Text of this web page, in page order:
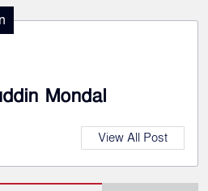
Mondal
View All Post